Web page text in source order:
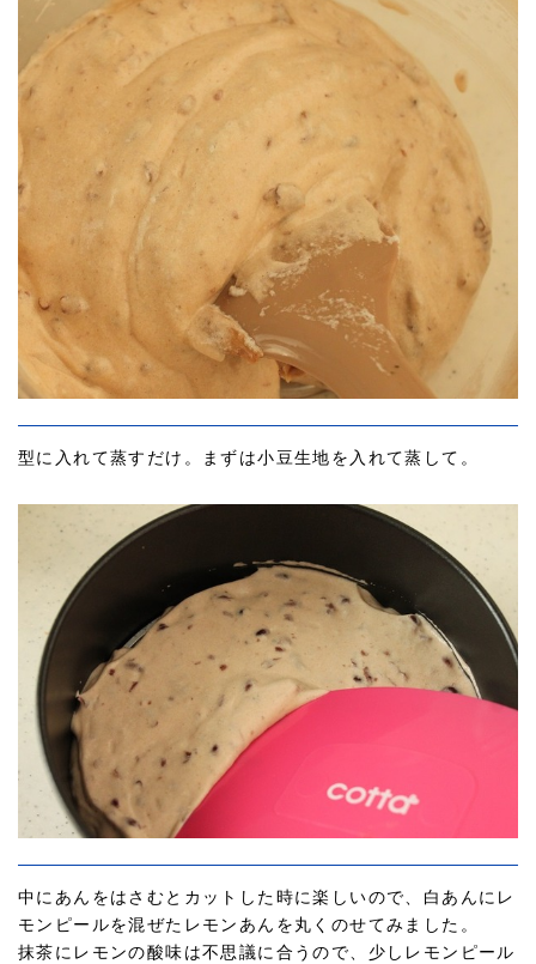
型に入れて蒸すだけ。まずは小豆生地を入れて蒸して。
中にあんをはさむとカットした時に楽しいので、白あんにレ
モンピールを混ぜたレモンあんを丸くのせてみました。
抹茶にレモンの酸味は不思議に合うので、少しレモンピール